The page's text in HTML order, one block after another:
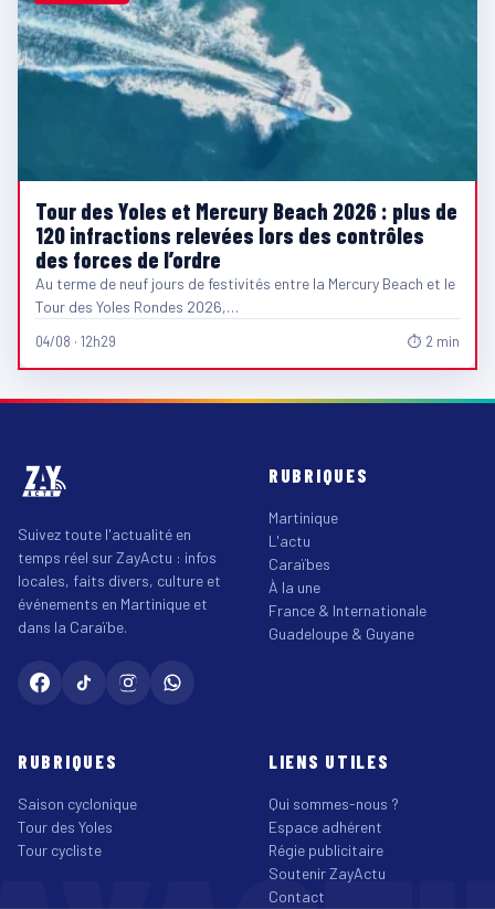
Tour des Yoles et Mercury Beach 2026 : plus de
120 infractions relevées lors des contrôles
des forces de l’ordre
Au terme de neuf jours de festivités entre la Mercury Beach et le
Tour des Yoles Rondes 2026,…
04/08 · 12h29 ⏱ 2 min
Suivez toute l'actualité en
temps réel sur ZayActu : infos
locales, faits divers, culture et
événements en Martinique et
dans la Caraïbe.
RUBRIQUES
Martinique
L'actu
Caraïbes
À la une
France & Internationale
Guadeloupe & Guyane
RUBRIQUES
Saison cyclonique
Tour des Yoles
Tour cycliste
LIENS UTILES
Qui sommes-nous ?
Espace adhérent
Régie publicitaire
Soutenir ZayActu
Contact